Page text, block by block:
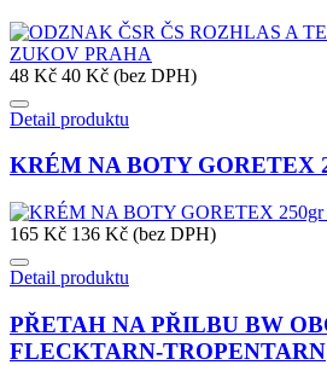
48 Kč 40 Kč (bez DPH)
Detail produktu
KRÉM NA BOTY GORETEX
165 Kč 136 Kč (bez DPH)
Detail produktu
PŘETAH NA PŘILBU BW
FLECKTARN-TROPENTARN